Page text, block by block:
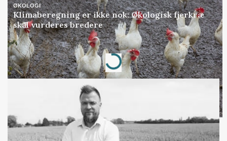
ØKOLOGI
Klimaberegning er ikke nok: Økologisk fjerkræ
skal vurderes bredere
Annonce
Loading...